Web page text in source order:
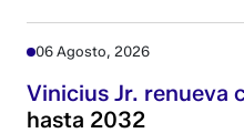
06 Agosto, 2026
Vinicius Jr. renueva
hasta 2032